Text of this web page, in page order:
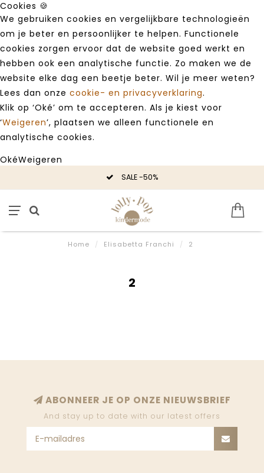
Cookies 🍪
We gebruiken cookies en vergelijkbare technologieën
om je beter en persoonlijker te helpen. Functionele
cookies zorgen ervoor dat de website goed werkt en
hebben ook een analytische functie. Zo maken we de
website elke dag een beetje beter. Wil je meer weten?
Lees dan onze cookie- en privacyverklaring.
Klik op ‘Oké’ om te accepteren. Als je kiest voor
‘Weigeren’, plaatsen we alleen functionele en
analytische cookies.
OkéWeigeren
SALE -50%
Home / Elisabetta Franchi / 2
2
ABONNEER JE OP ONZE NIEUWSBRIEF
And stay up to date with our latest offers